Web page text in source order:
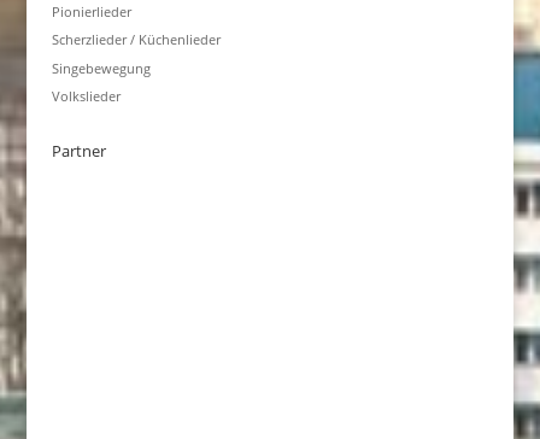
Pionierlieder
Scherzlieder / Küchenlieder
Singebewegung
Volkslieder
Partner